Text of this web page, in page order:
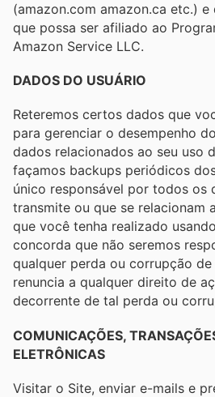
(amazon.com amazon.ca etc.)
que possa ser afiliado ao
Amazon Service LLC.
DADOS DO USUÁRIO
Reteremos certos dados que
para gerenciar o desempenho
dados relacionados ao seu uso
façamos backups periódicos
único responsável por todos os
transmite ou que se relacionam
que você tenha realizado
concorda que não seremos
qualquer perda ou corrupção
renuncia a qualquer direito de
decorrente de tal perda ou
COMUNICAÇÕES,
ELETRÔNICAS
Visitar o Site, enviar e-mails e